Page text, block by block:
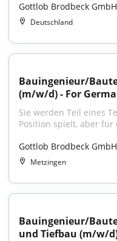
Gottlob Brodbeck
Deutschland
Bauingenieur/
(m/w/d) - For
Sie werden Teil eines
Position spielt, aber für
Gottlob Brodbeck
Metzingen
Bauingenieur/
und Tiefbau (m/w/